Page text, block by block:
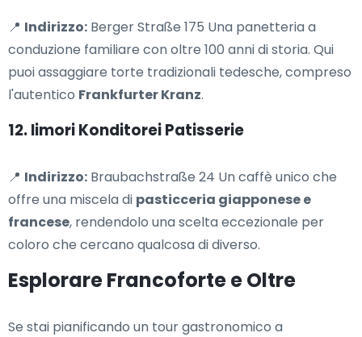
📍 Indirizzo: Berger Straße 175 Una panetteria a
conduzione familiare con oltre 100 anni di storia. Qui
puoi assaggiare torte tradizionali tedesche, compreso
l'autentico Frankfurter Kranz.
12. Iimori Konditorei Patisserie
📍 Indirizzo: Braubachstraße 24 Un caffè unico che
offre una miscela di pasticceria giapponese e
francese, rendendolo una scelta eccezionale per
coloro che cercano qualcosa di diverso.
Esplorare Francoforte e Oltre
Se stai pianificando un tour gastronomico a